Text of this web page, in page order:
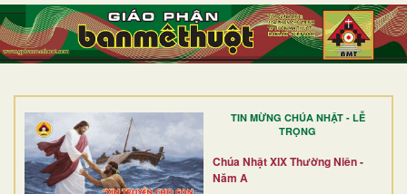
TIN MỪNG CHÚA NHẬT - LỄ
TRỌNG
Chúa Nhật XIX Thường Niên -
Năm A
TRANG NHẤT
GIỚI THIỆU
DÒNG TU
BAN MỤC VỤ